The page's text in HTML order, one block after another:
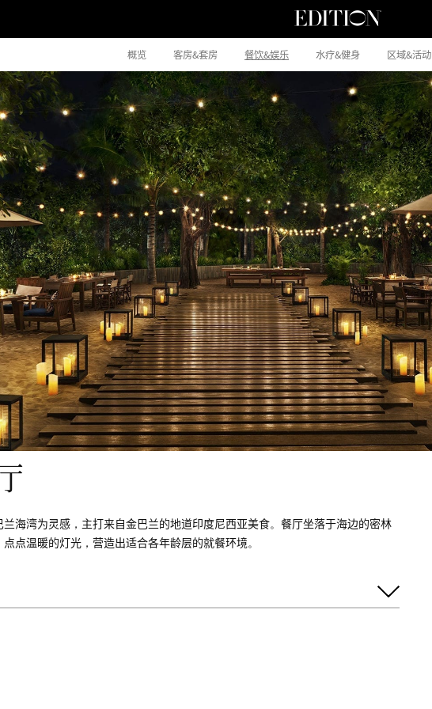
概览 客房&套房 餐饮&娱乐 水疗&健身 区域&活动
海湾为灵感，主打来自金巴兰的地道印度尼西亚美食。餐厅坐落于海边的密林
点温暖的灯光，营造出适合各年龄层的就餐环境。